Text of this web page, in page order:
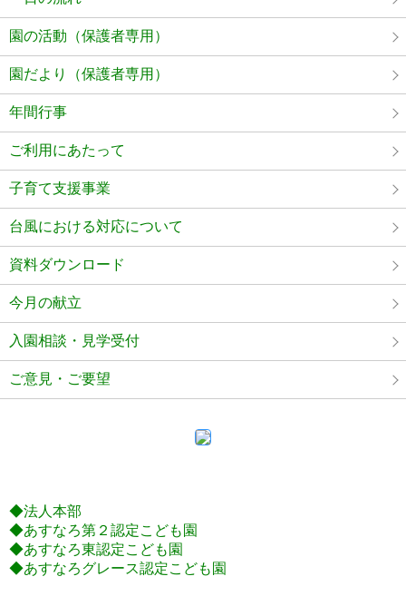
園の活動（保護者専用）
園だより（保護者専用）
年間行事
ご利用にあたって
子育て支援事業
台風における対応について
資料ダウンロード
今月の献立
入園相談・見学受付
ご意見・ご要望
◆法人本部
◆あすなろ第２認定こども園
◆あすなろ東認定こども園
◆あすなろグレース認定こども園